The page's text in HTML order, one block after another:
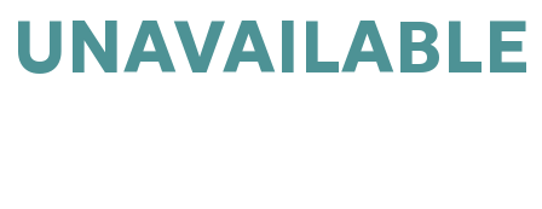
UNAVAILABLE